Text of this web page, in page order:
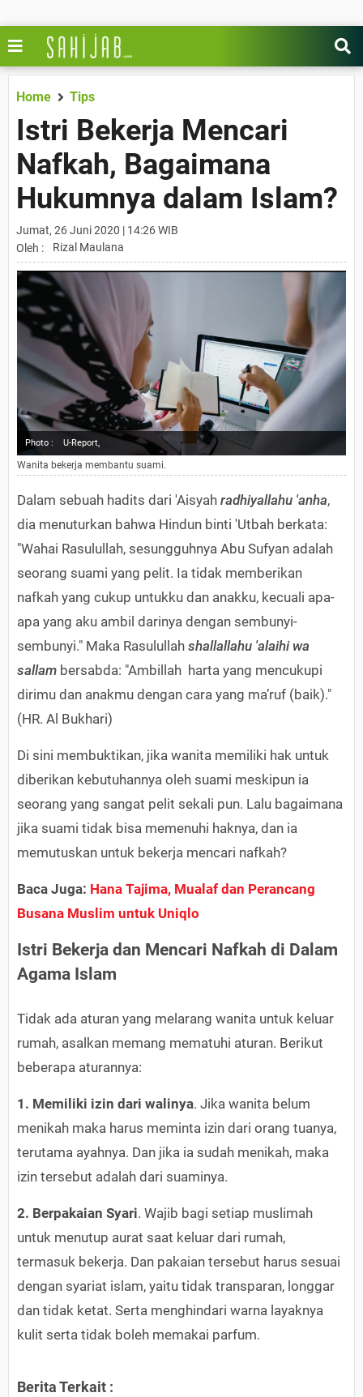
Home Tips
Istri Bekerja Mencari
Nafkah, Bagaimana
Hukumnya dalam Islam?
Jumat, 26 Juni 2020 | 14:26 WIB
Oleh :
Rizal Maulana
Photo : U-Report,
Wanita bekerja membantu suami.
Dalam sebuah hadits dari 'Aisyah radhiyallahu 'anha,
dia menuturkan bahwa Hindun binti 'Utbah berkata:
"Wahai Rasulullah, sesungguhnya Abu Sufyan adalah
seorang suami yang pelit. Ia tidak memberikan
nafkah yang cukup untukku dan anakku, kecuali apa-
apa yang aku ambil darinya dengan sembunyi-
sembunyi." Maka Rasulullah shallallahu 'alaihi wa
sallam bersabda: "Ambillah harta yang mencukupi
dirimu dan anakmu dengan cara yang ma’ruf (baik)."
(HR. Al Bukhari)
Di sini membuktikan, jika wanita memiliki hak untuk
diberikan kebutuhannya oleh suami meskipun ia
seorang yang sangat pelit sekali pun. Lalu bagaimana
jika suami tidak bisa memenuhi haknya, dan ia
memutuskan untuk bekerja mencari nafkah?
Baca Juga: Hana Tajima, Mualaf dan Perancang
Busana Muslim untuk Uniqlo
Istri Bekerja dan Mencari Nafkah di Dalam
Agama Islam
Tidak ada aturan yang melarang wanita untuk keluar
rumah, asalkan memang mematuhi aturan. Berikut
beberapa aturannya:
1. Memiliki izin dari walinya. Jika wanita belum
menikah maka harus meminta izin dari orang tuanya,
terutama ayahnya. Dan jika ia sudah menikah, maka
izin tersebut adalah dari suaminya.
2. Berpakaian Syari. Wajib bagi setiap muslimah
untuk menutup aurat saat keluar dari rumah,
termasuk bekerja. Dan pakaian tersebut harus sesuai
dengan syariat islam, yaitu tidak transparan, longgar
dan tidak ketat. Serta menghindari warna layaknya
kulit serta tidak boleh memakai parfum.
Berita Terkait :